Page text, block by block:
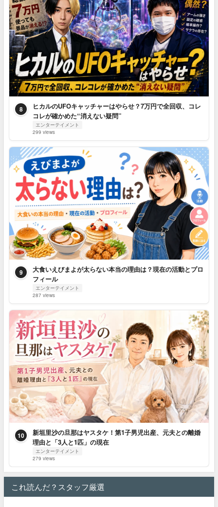
8
ヒカルのUFOキャッチャーはやらせ？7万円で全回収、コレ
コレが確かめた“消えない疑問”
エンターテイメント
299 views
9
大食いえびまよが太らない本当の理由は？現在の活動とプロ
フィール
エンターテイメント
287 views
10
新垣里沙の旦那はヤスタケ！第1子男児出産、元夫との離婚
理由と「3人と1匹」の現在
エンターテイメント
279 views
これ読んだ？スタッフ厳選